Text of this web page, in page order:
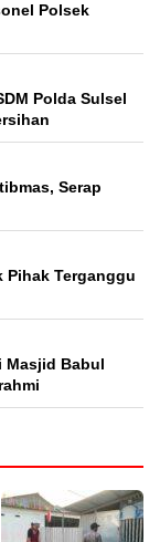
Polsek
Polda Sulsel
Serap
Pihak Terganggu
Babul